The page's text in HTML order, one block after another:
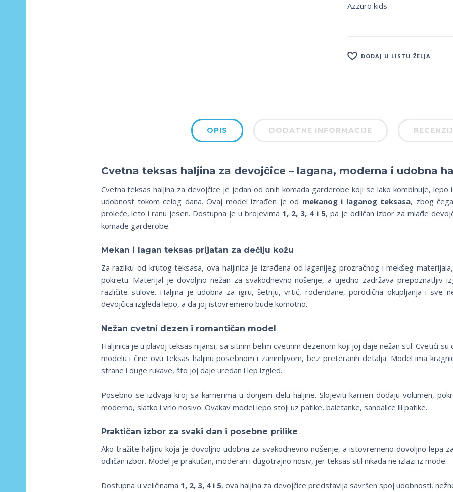
Azzuro kids
DODAJ U LISTU ŽELJA
OPIS DODATNE INFORMACIJE
Cvetna teksas haljina za devojčice – lagana, moderna i udobna
Cvetna teksas haljina za devojčice je jedan od onih komada garderobe koji se lako kombinuje,
udobnost tokom celog dana. Ovaj model izrađen je od mekanog i laganog teksasa, zbog
proleće, leto i ranu jesen. Dostupna je u brojevima 1, 2, 3, 4 i 5, pa je odličan izbor za mlađe
komade garderobe.
Mekan i lagan teksas prijatan za dečiju kožu
Za razliku od krutog teksasa, ova haljinica je izrađena od laganijeg prozračnog i mekšeg
pokretu. Materijal je dovoljno nežan za svakodnevno nošenje, a ujedno zadržava prepoznatljiv
različite stilove. Haljina je udobna za igru, šetnju, vrtić, rođendane, porodična okupljanja i sve
devojčica izgleda lepo, a da joj istovremeno bude komotno.
Nežan cvetni dezen i romantičan model
Haljinica je u plavoj teksas nijansi, sa sitnim belim cvetnim dezenom koji joj daje nežan stil. Cvetići
modelu i čine ovu teksas haljinu posebnom i zanimljivom, bez preteranih detalja. Model ima
strane i duge rukave, što joj daje uredan i lep izgled.
Posebno se izdvaja kroj sa karnerima u donjem delu haljine. Slojeviti karneri dodaju volumen,
moderno, slatko i vrlo nosivo. Ovakav model lepo stoji uz patike, baletanke, sandalice ili patike.
Praktičan izbor za svaki dan i posebne prilike
Ako tražite haljinu koja je dovoljno udobna za svakodnevno nošenje, a istovremeno dovoljno lepa
odličan izbor. Model je praktičan, moderan i dugotrajno nosiv, jer teksas stil nikada ne izlazi iz mode.
Dostupna u veličinama 1, 2, 3, 4 i 5, ova haljina za devojčice predstavlja savršen spoj udobnosti,